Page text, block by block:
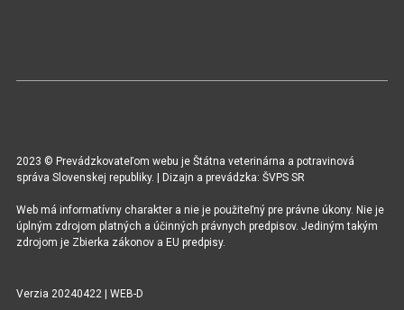
2023 © Prevádzkovateľom webu je Štátna veterinárna a potravinová
správa Slovenskej republiky. | Dizajn a prevádzka: ŠVPS SR
Web má informatívny charakter a nie je použiteľný pre právne úkony. Nie je
úplným zdrojom platných a účinných právnych predpisov. Jediným takým
zdrojom je Zbierka zákonov a EU predpisy.
Verzia 20240422 | WEB-D